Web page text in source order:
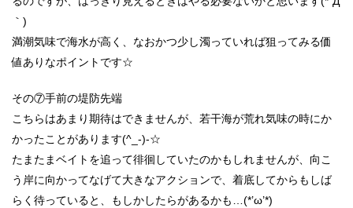
｀)
満潮気味で海水が高く、なおかつ少し濁っていれば狙ってみる価
値ありなポイントです☆
その⑦手前の堤防先端
こちらはあまり期待はできませんが、若干海が荒れ気味の時にか
かったことがあります(^_-)-☆
たまたまベイトを追って徘徊していたのかもしれませんが、向こ
う岸に向かってなげて大きなアクションで、着底してからもしば
らく待っていると、もしかしたらがあるかも…(*’ω’*)